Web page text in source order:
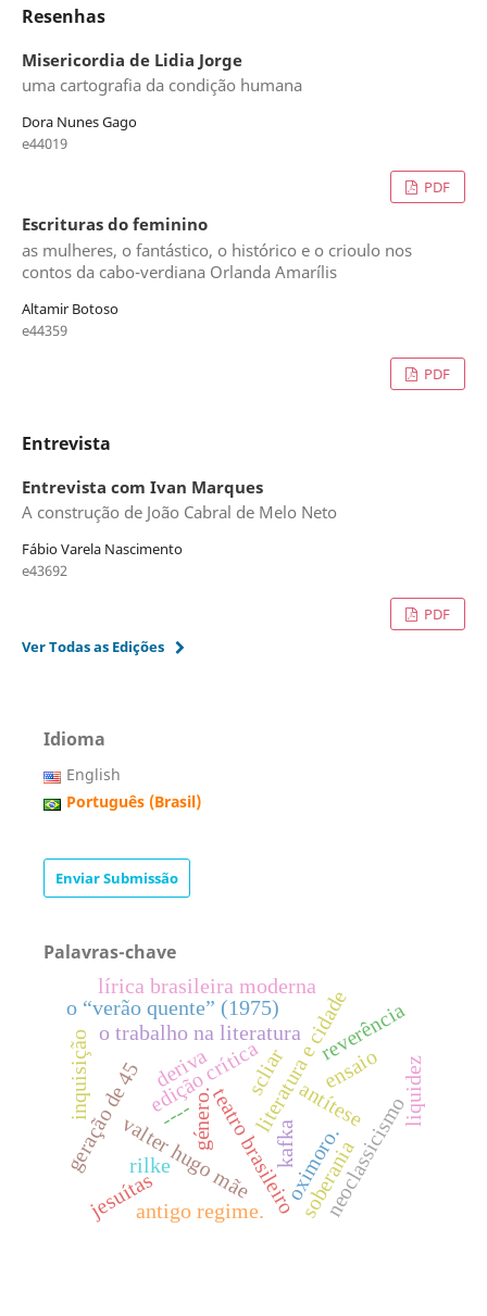
Resenhas
Misericordia de Lidia Jorge
uma cartografia da condição humana
Dora Nunes Gago
e44019
PDF
Escrituras do feminino
as mulheres, o fantástico, o histórico e o crioulo nos
contos da cabo-verdiana Orlanda Amarílis
Altamir Botoso
e44359
PDF
Entrevista
Entrevista com Ivan Marques
A construção de João Cabral de Melo Neto
Fábio Varela Nascimento
e43692
PDF
Ver Todas as Edições
Idioma
English
Português (Brasil)
Enviar Submissão
Palavras-chave
----
valter hugo mãe
literatura e cidade
o trabalho na literatura
teatro brasileiro
edição crítica antítese
oximoro.
o “verão quente” (1975)
rilke neoclassicismo
lírica brasileira moderna
geração de 45 kafka
scliar
reverência
ensaio
inquisição
jesuítasantigo regime. soberania
género.
deriva liquidez